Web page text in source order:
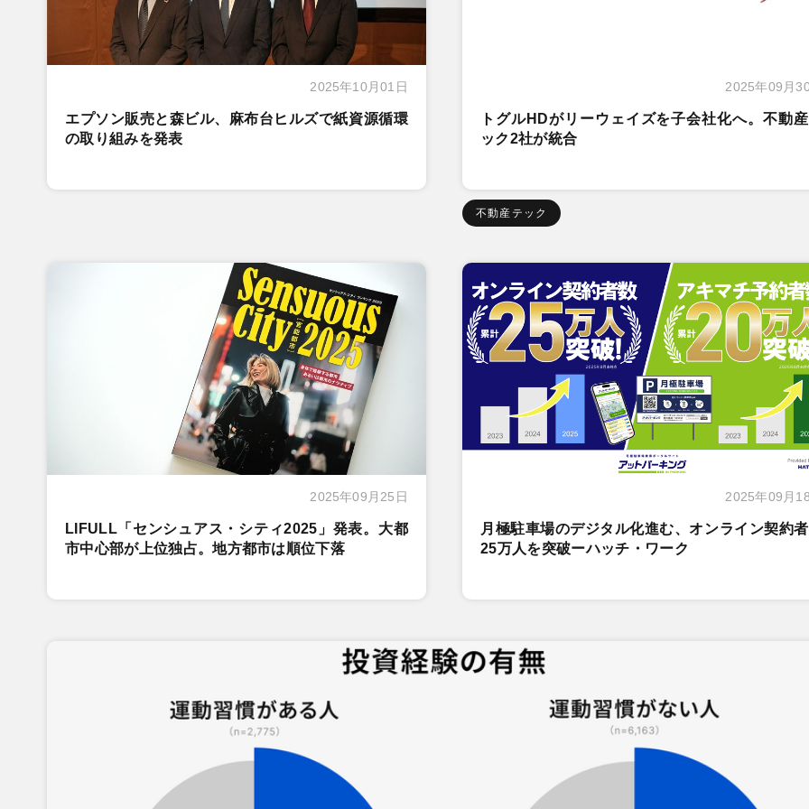
2025年10月01日
エプソン販売と森ビル、麻布台ヒルズで紙資源循環
の取り組みを発表
2025年09月
トグルHDがリーウェイズを子会社化へ。不動
ック2社が統合
不動産テック
2025年09月25日
LIFULL「センシュアス・シティ2025」発表。大都
市中心部が上位独占。地方都市は順位下落
2025年09月
月極駐車場のデジタル化進む、オンライン契約
25万人を突破ーハッチ・ワーク